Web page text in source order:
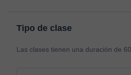
Tipo de clase
Las clases tienen una duración de